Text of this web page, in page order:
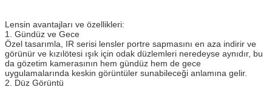
Lensin avantajları ve özellikleri:
1. Gündüz ve Gece
Özel tasarımla, IR serisi lensler portre sapmasını en aza indirir ve
görünür ve kızılötesi ışık için odak düzlemleri neredeyse aynıdır, bu
da gözetim kamerasının hem gündüz hem de gece
uygulamalarında keskin görüntüler sunabileceği anlamına gelir.
2. Düz Görüntü